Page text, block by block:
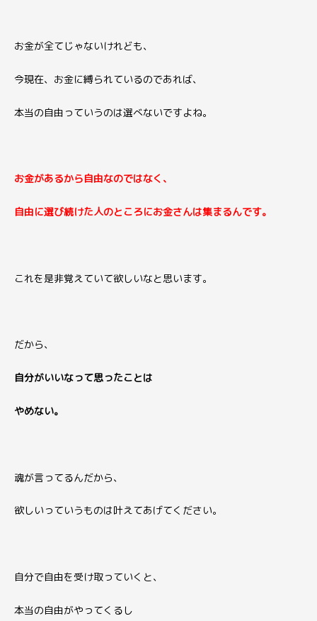
お金が全てじゃないけれども、
今現在、お金に縛られているのであれば、
本当の自由っていうのは選べないですよね。
お金があるから自由なのではなく、
自由に選び続けた人のところにお金さんは集まるんです。
これを是非覚えていて欲しいなと思います。
だから、
自分がいいなって思ったことは
やめない。
魂が言ってるんだから、
欲しいっていうものは叶えてあげてください。
自分で自由を受け取っていくと、
本当の自由がやってくるし